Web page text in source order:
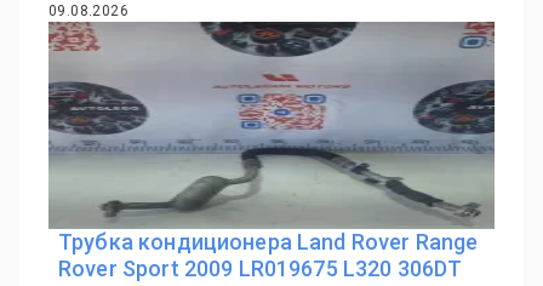
09.08.2026
Трубка кондиционера Land Rover Range
Rover Sport 2009 LR019675 L320 306DT